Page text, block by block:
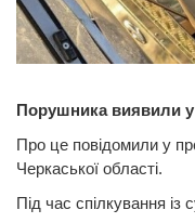
Порушника виявили у
Про це повідомили у
Черкаської області.
Під час спілкування із